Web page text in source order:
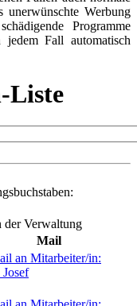
unerwünschte Werbung
Programme
Fall automatisch
Liste
der Verwaltung
Mail